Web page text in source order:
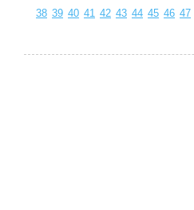
38 39 40 41 42 43 44 45 46 47